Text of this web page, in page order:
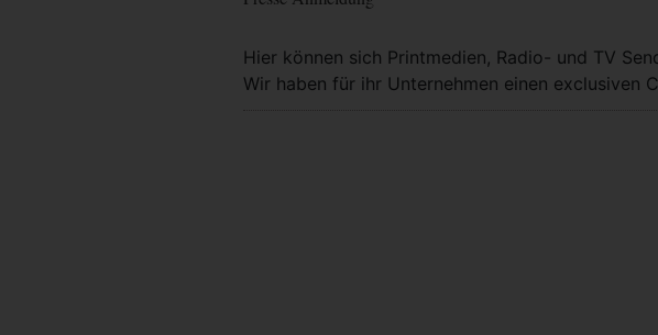
Hier können sich Printmedien, Radio- und TV
Wir haben für ihr Unternehmen einen exclusiven